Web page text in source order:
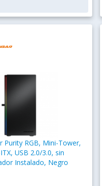
Purity RGB, Mini-Tower,
USB 2.0/3.0, sin
Instalado, Negro